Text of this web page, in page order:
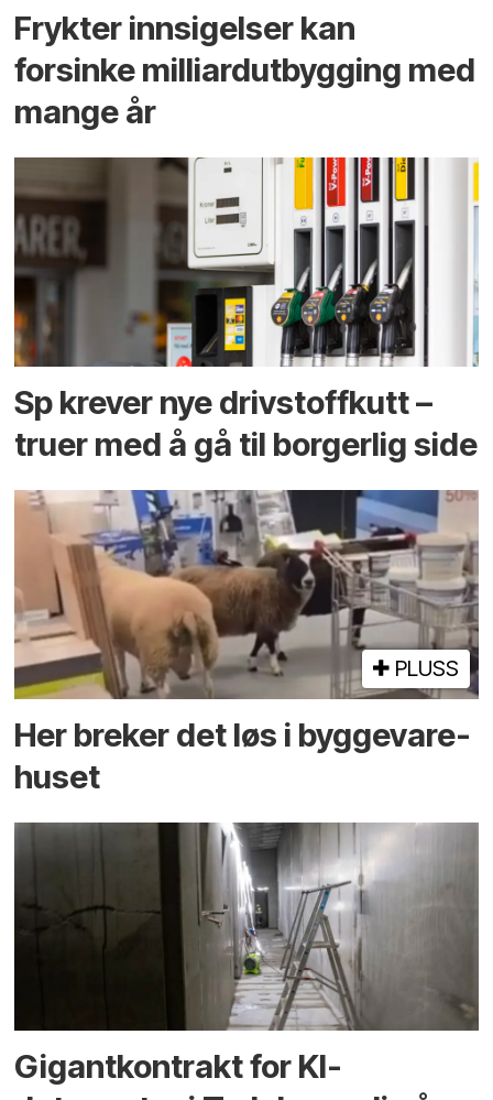
Frykter innsigelser kan
forsinke milliard­utbygging med
mange år
Sp krever nye drivstoffkutt –
truer med å gå til borgerlig side
PLUSS
Her breker det løs i bygge­vare­
huset
Gigantkontrakt for KI-